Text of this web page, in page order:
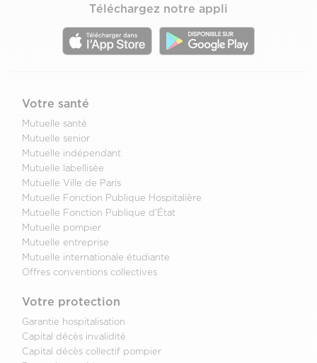
Téléchargez notre appli
Votre santé
Mutuelle santé
Mutuelle senior
Mutuelle indépendant
Mutuelle labellisée
Mutuelle Ville de Paris
Mutuelle Fonction Publique Hospitalière
Mutuelle Fonction Publique d'État
Mutuelle pompier
Mutuelle entreprise
Mutuelle internationale étudiante
Offres conventions collectives
Votre protection
Garantie hospitalisation
Capital décès invalidité
Capital décès collectif pompier